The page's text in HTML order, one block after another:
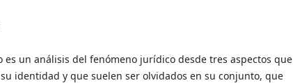
es un análisis del fenómeno jurídico desde tres aspectos que
identidad y que suelen ser olvidados en su conjunto, que